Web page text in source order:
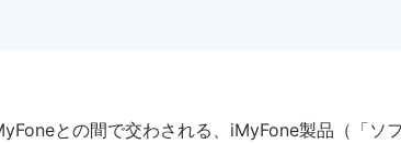
との間で交わされる、iMyFone製品（「ソフ